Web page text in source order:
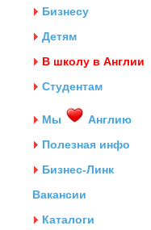
Бизнесу
Детям
В школу в Англии
Студентам
Мы
Англию
Полезная инфо
Бизнес-Линк
Вакансии
Каталоги